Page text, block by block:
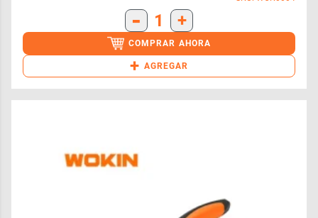
- 1 +
COMPRAR AHORA
+ AGREGAR